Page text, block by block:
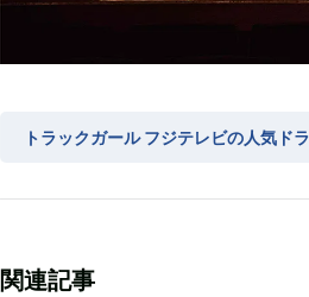
トラックガール フジテレビの人気ド
関連記事